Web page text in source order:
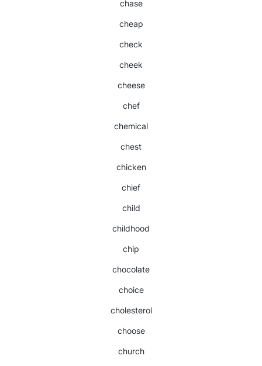
chase
cheap
check
cheek
cheese
chef
chemical
chest
chicken
chief
child
childhood
chip
chocolate
choice
cholesterol
choose
church